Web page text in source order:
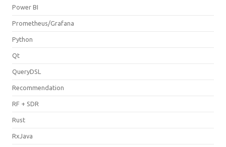
Power BI
Prometheus/Grafana
Python
Qt
QueryDSL
Recommendation
RF + SDR
Rust
RxJava